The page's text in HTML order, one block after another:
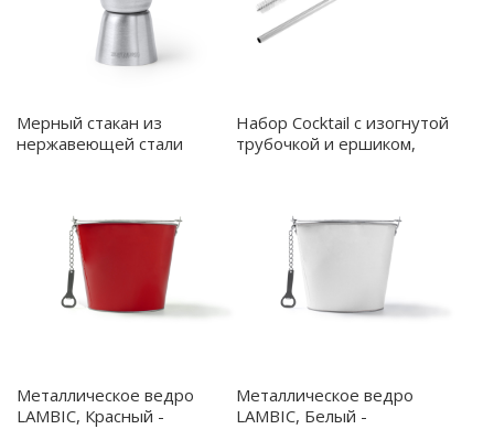
Мерный стакан из
нержавеющей стали
Набор Cocktail с изогнутой
трубочкой и ершиком,
Металлическое ведро
LAMBIC, Красный -
Металлическое ведро
LAMBIC, Белый -